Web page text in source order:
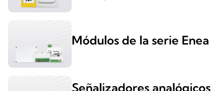
Módulos de la serie Enea
Señalizadores analógicos